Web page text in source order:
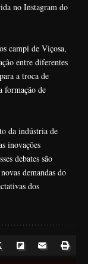
no Instagram do
campi de Viçosa,
entre diferentes
a troca de
formação de
da indústria de
inovações
debates são
demandas do
dos